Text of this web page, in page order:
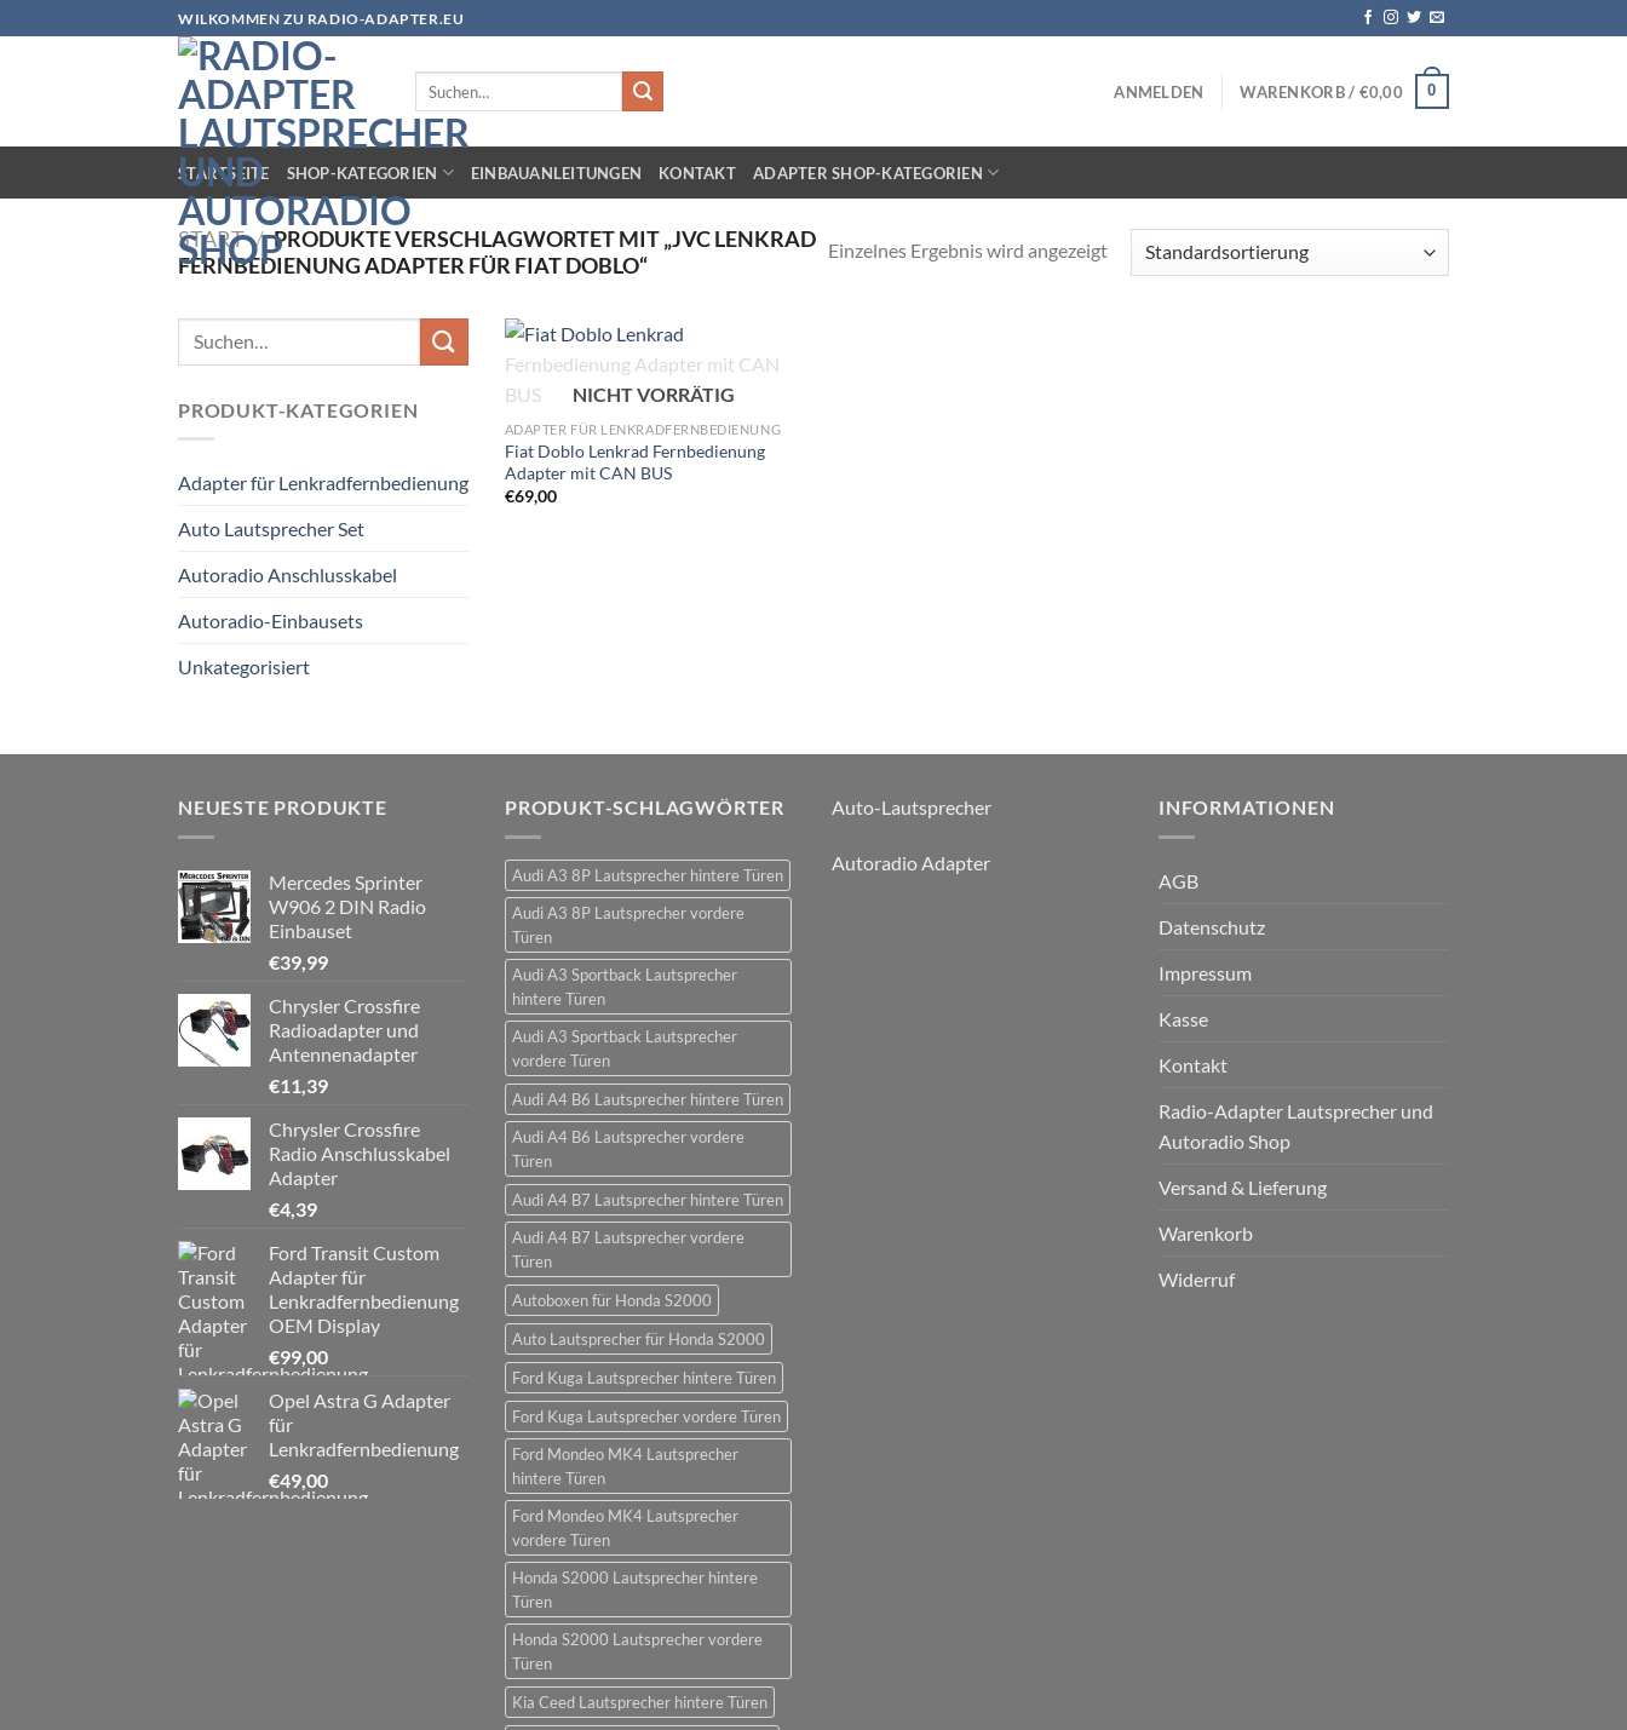
Inhalt
WILKOMMEN ZU RADIO-ADAPTER.EU
ANMELDEN WARENKORB / €0,00 0
STARTSEITE SHOP-KATEGORIEN EINBAUANLEITUNGEN KONTAKT ADAPTER SHOP-KATEGORIEN
START / PRODUKTE VERSCHLAGWORTET MIT „JVC LENKRAD
FERNBEDIENUNG ADAPTER FÜR FIAT DOBLO“
Einzelnes Ergebnis wird angezeigt
Suchen
PRODUKT-KATEGORIEN
Adapter für Lenkradfernbedienung
Auto Lautsprecher Set
Autoradio Anschlusskabel
Autoradio-Einbausets
Unkategorisiert
Wunschliste
NICHT VORRÄTIG
ADAPTER FÜR LENKRADFERNBEDIENUNG
Fiat Doblo Lenkrad Fernbedienung
Adapter mit CAN BUS
€69,00
NEUESTE PRODUKTE
Mercedes Sprinter
W906 2 DIN Radio
Einbauset
€39,99
Chrysler Crossfire
Radioadapter und
Antennenadapter
€11,39
Chrysler Crossfire
Radio Anschlusskabel
Adapter
€4,39
Ford Transit Custom
Adapter für
Lenkradfernbedienung
OEM Display
€99,00
Opel Astra G Adapter
für
Lenkradfernbedienung
€49,00
PRODUKT-SCHLAGWÖRTER
Audi A3 8P Lautsprecher hintere Türen
Audi A3 8P Lautsprecher vordere
Türen
Audi A3 Sportback Lautsprecher
hintere Türen
Audi A3 Sportback Lautsprecher
vordere Türen
Audi A4 B6 Lautsprecher hintere Türen
Audi A4 B6 Lautsprecher vordere
Türen
Audi A4 B7 Lautsprecher hintere Türen
Audi A4 B7 Lautsprecher vordere
Türen
Autoboxen für Honda S2000
Auto Lautsprecher für Honda S2000
Ford Kuga Lautsprecher hintere Türen
Ford Kuga Lautsprecher vordere Türen
Ford Mondeo MK4 Lautsprecher
hintere Türen
Ford Mondeo MK4 Lautsprecher
vordere Türen
Honda S2000 Lautsprecher hintere
Türen
Honda S2000 Lautsprecher vordere
Türen
Kia Ceed Lautsprecher hintere Türen
Auto-Lautsprecher
Autoradio Adapter
INFORMATIONEN
AGB
Datenschutz
Impressum
Kasse
Kontakt
Radio-Adapter Lautsprecher und
Autoradio Shop
Versand & Lieferung
Warenkorb
Widerruf